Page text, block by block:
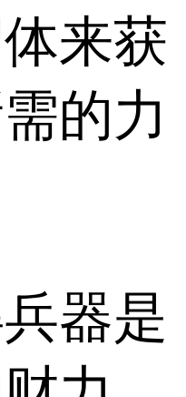
来获
的力
器是